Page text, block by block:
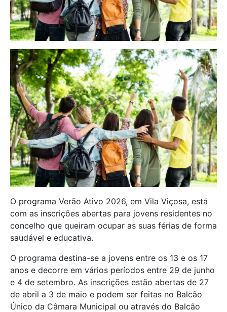
O programa Verão Ativo 2026, em Vila Viçosa, está
com as inscrições abertas para jovens residentes no
concelho que queiram ocupar as suas férias de forma
saudável e educativa.
O programa destina-se a jovens entre os 13 e os 17
anos e decorre em vários períodos entre 29 de junho
e 4 de setembro. As inscrições estão abertas de 27
de abril a 3 de maio e podem ser feitas no Balcão
Único da Câmara Municipal ou através do Balcão